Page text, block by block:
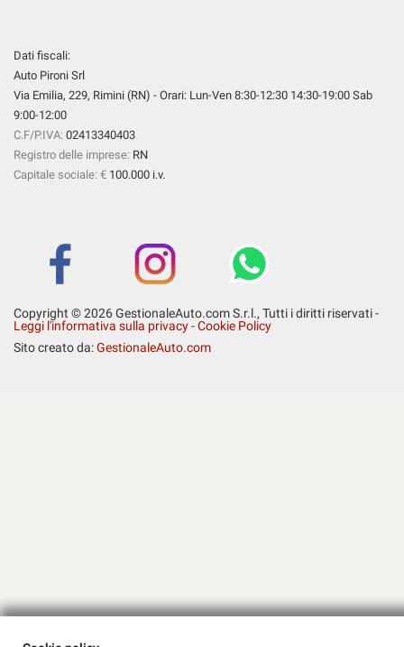
Dati fiscali:
Auto Pironi Srl
Via Emilia, 229, Rimini (RN) - Orari: Lun-Ven 8:30-12:30 14:30-19:00 Sab
9:00-12:00
C.F/P.IVA: 02413340403
Registro delle imprese: RN
Capitale sociale: € 100.000 i.v.
Copyright © 2026 GestionaleAuto.com S.r.l., Tutti i diritti riservati -
Leggi l'informativa sulla privacy-Cookie Policy
Sito creato da:GestionaleAuto.com
Cookie analitici
Cookie di marketing
Leggi
la
Salva